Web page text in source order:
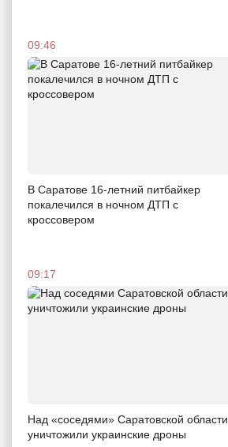
09:46
В Саратове 16-летний питбайкер
покалечился в ночном ДТП с
кроссовером
09:17
Над «соседями» Саратовской области
уничтожили украинские дроны